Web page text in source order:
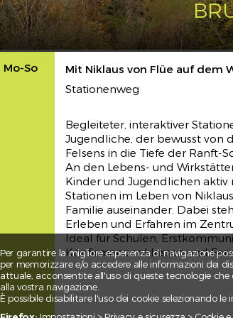
06.03 - 18.04.2019
Momenti di preghiera e di riflessione
comuni sul tema della Riconciliazione e
Kulturelles Erbe erleben
Mo-So Mit Niklaus von Flüe auf dem
Stationenweg
Begleiteter, interaktiver
Jugendliche, der bewusst von
Felsens in die Tiefe der Ranft-
An den Lebens- und
Kinder und Jugendlichen aktiv
Stationen im Leben von
Familie auseinander. Dabei
Erleben und Erfahren im
Ideal für Schulen,
Konfirmandenklassen und
Per garantire la migliore esperienza di navigazione
per memorizzare e/o accedere alle informazioni dei
attuale, acconsentite all'uso di queste tecnologie
alla vostra navigazione.
È possibile disabilitare l'uso dei cookie selezionando